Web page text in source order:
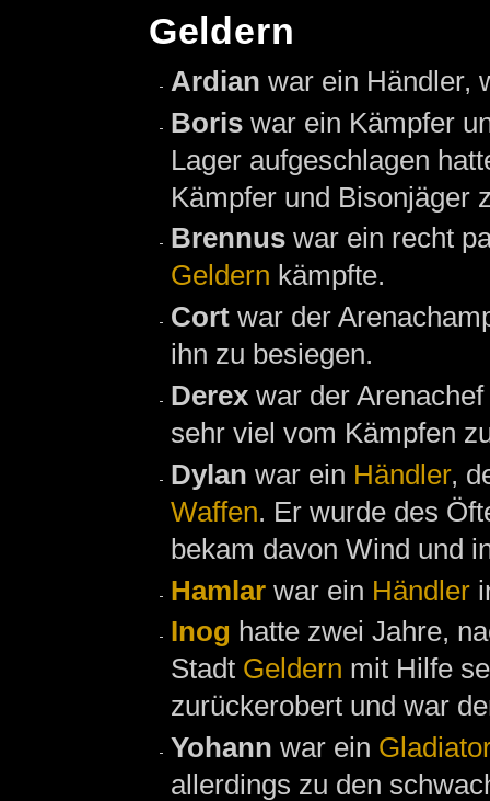
Geldern
Ardian war ein Händler,
Boris war ein Kämpfer
Lager aufgeschlagen
Kämpfer und Bisonjäger
Brennus war ein recht
Geldern kämpfte.
Cort war der
ihn zu besiegen.
Derex war der
sehr viel vom Kämpfen
Dylan war ein Händler,
Waffen. Er wurde des
bekam davon Wind und
Hamlar war ein Händler
Inog hatte zwei Jahre,
Stadt Geldern mit Hilfe
zurückerobert und war
Yohann war ein
allerdings zu den